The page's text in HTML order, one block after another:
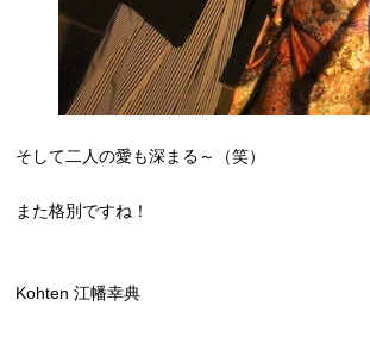
そして二人の愛も深まる～（笑）
また格別ですね！
Kohten 江幡幸典